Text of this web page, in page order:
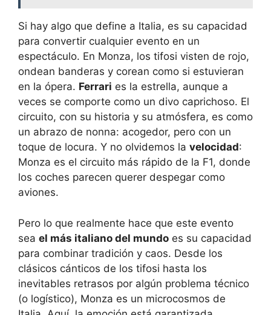
Si hay algo que define a Italia, es su capacidad
para convertir cualquier evento en un
espectáculo. En Monza, los tifosi visten de rojo,
ondean banderas y corean como si estuvieran
en la ópera. Ferrari es la estrella, aunque a
veces se comporte como un divo caprichoso. El
circuito, con su historia y su atmósfera, es como
un abrazo de nonna: acogedor, pero con un
toque de locura. Y no olvidemos la velocidad:
Monza es el circuito más rápido de la F1, donde
los coches parecen querer despegar como
aviones.
Pero lo que realmente hace que este evento
sea el más italiano del mundo es su capacidad
para combinar tradición y caos. Desde los
clásicos cánticos de los tifosi hasta los
inevitables retrasos por algún problema técnico
(o logístico), Monza es un microcosmos de